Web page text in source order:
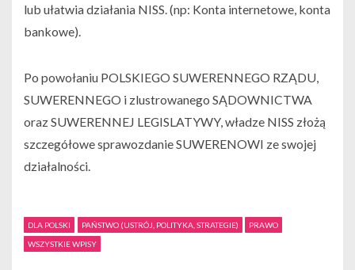
lub ułatwia działania NISS. (np: Konta internetowe, konta
bankowe).
Po powołaniu POLSKIEGO SUWERENNEGO RZĄDU,
SUWERENNEGO i zlustrowanego SĄDOWNICTWA
oraz SUWERENNEJ LEGISLATYWY, władze NISS złożą
szczegółowe sprawozdanie SUWERENOWI ze swojej
działalności.
DLA POLSKI PAŃSTWO (USTRÓJ, POLITYKA, STRATEGIE)
PRAWO
WSZYSTKIE WPISY